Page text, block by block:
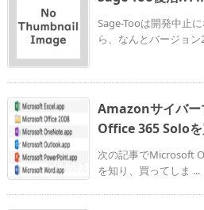
Sage-Tooは開発中止
ら、なんとバージョン
Amazonサイバ
Office 365 Solo
次の記事でMicrosoft
を知り、買ってしま ...